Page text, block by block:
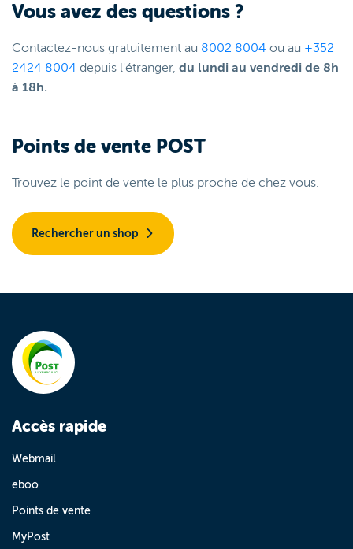
Vous avez des questions ?
Contactez-nous gratuitement au 8002 8004 ou au +352
2424 8004 depuis l'étranger, du lundi au vendredi de 8h
à 18h.
Points de vente POST
Trouvez le point de vente le plus proche de chez vous.
Rechercher un shop
Accès rapide
Webmail
eboo
Points de vente
MyPost